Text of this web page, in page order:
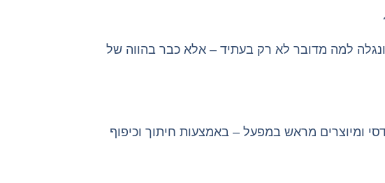
למה מדובר לא רק בעתיד – אלא כבר בהווה של
ומיוצרים מראש במפעל – באמצעות חיתוך וכיפוף